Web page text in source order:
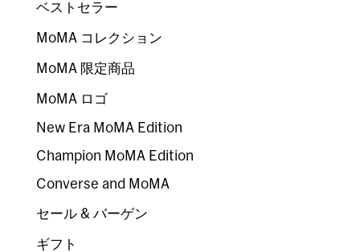
ベストセラー
MoMA コレクション
MoMA 限定商品
MoMA ロゴ
New Era MoMA Edition
Champion MoMA Edition
Converse and MoMA
セール & バーゲン
ギフト